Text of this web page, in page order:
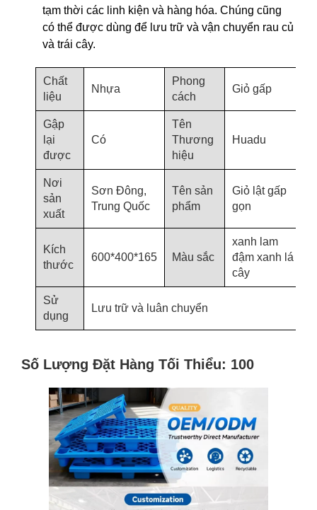
tạm thời các linh kiện và hàng hóa. Chúng cũng
có thể được dùng để lưu trữ và vận chuyển rau củ
và trái cây.
Chất
liệu
Nhựa
Phong
cách
Giỏ gấp
Gập
lại
được
Có
Tên
Thương
hiệu
Huadu
Nơi
sản
xuất
Sơn Đông,
Trung Quốc
Tên sản
phẩm
Giỏ lật gấp
gọn
Kích
thước
600*400*165 Màu sắc
xanh lam
đậm xanh lá
cây
Sử
dụng
Lưu trữ và luân chuyển
Số Lượng Đặt Hàng Tối Thiểu: 100